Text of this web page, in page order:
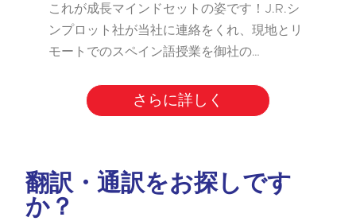
これが成長マインドセットの姿です！J.R.シ
ンプロット社が当社に連絡をくれ、現地とリ
モートでのスペイン語授業を御社の…
さらに詳しく
翻訳・通訳をお探しです
か？